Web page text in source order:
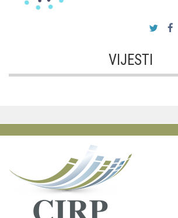
VIJESTI